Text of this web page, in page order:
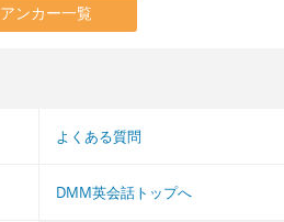
アンカー一覧
よくある質問
DMM英会話トップへ